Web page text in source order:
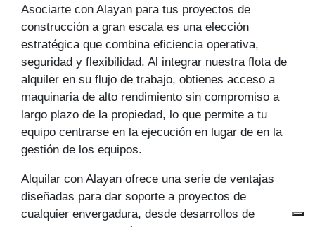
Asociarte con Alayan para tus proyectos de
construcción a gran escala es una elección
estratégica que combina eficiencia operativa,
seguridad y flexibilidad. Al integrar nuestra flota de
alquiler en su flujo de trabajo, obtienes acceso a
maquinaria de alto rendimiento sin compromiso a
largo plazo de la propiedad, lo que permite a tu
equipo centrarse en la ejecución en lugar de en la
gestión de los equipos.
Alquilar con Alayan ofrece una serie de ventajas
diseñadas para dar soporte a proyectos de
cualquier envergadura, desde desarrollos de